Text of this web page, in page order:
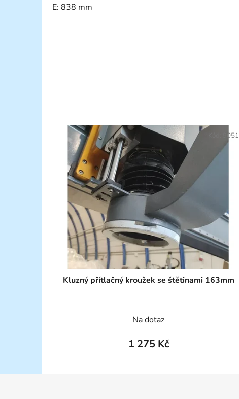
E: 838 mm
Kluzný přítlačný kroužek se štětinami 163mm
Na dotaz
1 275 Kč
9051